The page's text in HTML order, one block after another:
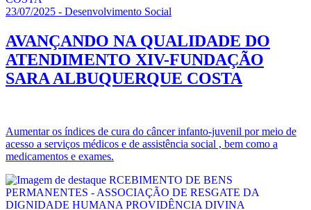
23/07/2025 - Desenvolvimento Social
AVANÇANDO NA QUALIDADE DO
ATENDIMENTO XIV-FUNDAÇÃO
SARA ALBUQUERQUE COSTA
Aumentar os índices de cura do câncer infanto-juvenil por meio de
acesso a serviços médicos e de assistência social , bem como a
medicamentos e exames.